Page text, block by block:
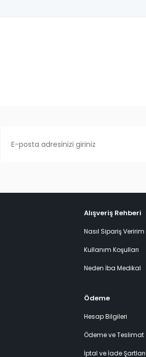
Alışveriş Rehberi
Nasıl Sipariş Veririm
Kullanım Koşulları
Neden İba Medikal
Ödeme
Hesap Bilgileri
Ödeme ve Teslimat
İptal ve İade Şartları